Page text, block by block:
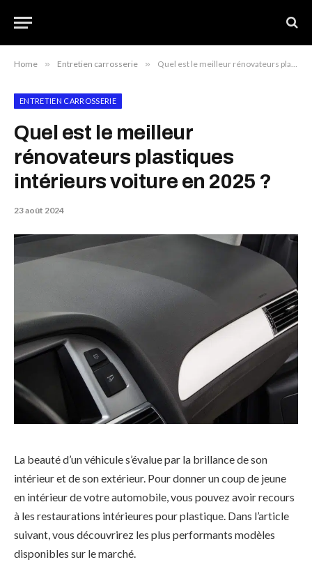
Home » Entretien carrosserie » Quel est le meilleur rénovateurs plastiques intérieurs voiture en 2025 ?
ENTRETIEN CARROSSERIE
Quel est le meilleur
rénovateurs plastiques
intérieurs voiture en 2025 ?
23 août 2024
La beauté d’un véhicule s’évalue par la brillance de son
intérieur et de son extérieur. Pour donner un coup de jeune
en intérieur de votre automobile, vous pouvez avoir recours
à les restaurations intérieures pour plastique. Dans l’article
suivant, vous découvrirez les plus performants modèles
disponibles sur le marché.